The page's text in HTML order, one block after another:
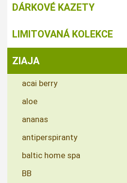
DÁRKOVÉ KAZETY
LIMITOVANÁ KOLEKCE
ZIAJA
acai berry
aloe
ananas
antiperspiranty
baltic home spa
BB